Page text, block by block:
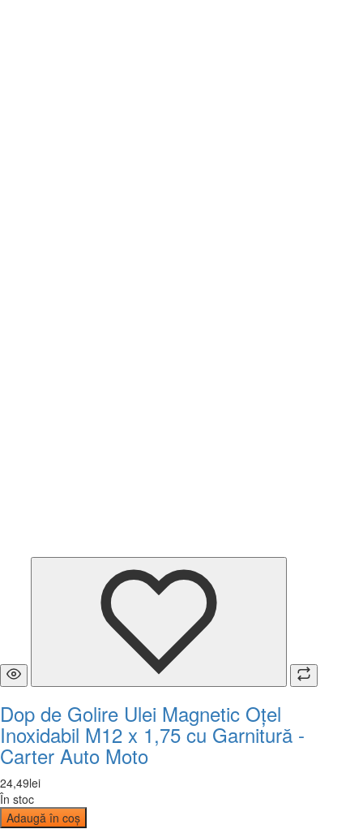
Dop de Golire Ulei Magnetic Oțel
Inoxidabil M12 x 1,75 cu Garnitură -
Carter Auto Moto
24,49lei
În stoc
Adaugă în coș